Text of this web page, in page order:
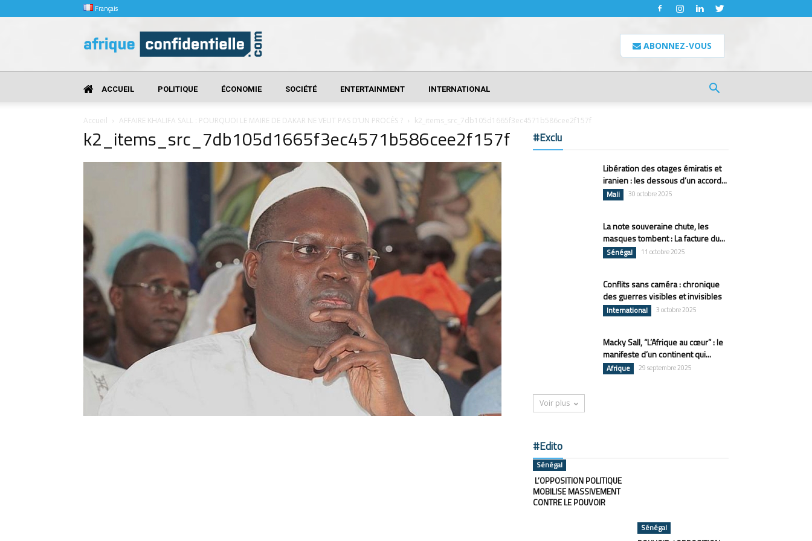
Français
Confidentielle
ABONNEZ-VOUS
ACCUEIL POLITIQUE ÉCONOMIE SOCIÉTÉ ENTERTAINMENT INTERNATIONAL
Accueil AFFAIRE KHALIFA SALL : POURQUOI LE MAIRE DE DAKAR NE VEUT PAS D’UN PROCÈS ? k2_items_src_7db105d1665f3ec4571b586cee2f157f
k2_items_src_7db105d1665f3ec4571b586cee2f157f #Exclu
Libération des otages émiratis et
iranien : les dessous d’un accord...
Mali 30 octobre 2025
La note souveraine chute, les
masques tombent : La facture du...
Sénégal 11 octobre 2025
Conflits sans caméra : chronique
des guerres visibles et invisibles
International 3 octobre 2025
Macky Sall, “L’Afrique au cœur” : le
manifeste d’un continent qui...
Afrique 29 septembre 2025
Voir plus
#Edito
Sénégal
L’OPPOSITION POLITIQUE
MOBILISE MASSIVEMENT
CONTRE LE POUVOIR
Sénégal